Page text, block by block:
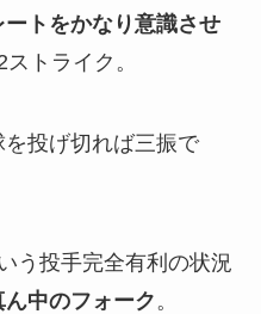
ートをかなり意識させ
トライク。
投げ切れば三振で
う投手完全有利の状況
ん中のフォーク。